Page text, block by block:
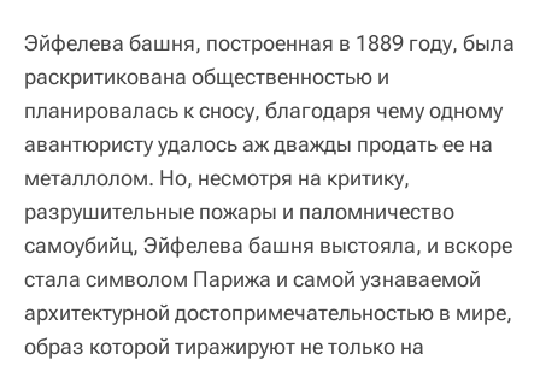
Эйфелева башня, построенная в 1889 году, была
раскритикована общественностью и
планировалась к сносу, благодаря чему одному
авантюристу удалось аж дважды продать ее на
металлолом. Но, несмотря на критику,
разрушительные пожары и паломничество
самоубийц, Эйфелева башня выстояла, и вскоре
стала символом Парижа и самой узнаваемой
архитектурной достопримечательностью в мире,
образ которой тиражируют не только на